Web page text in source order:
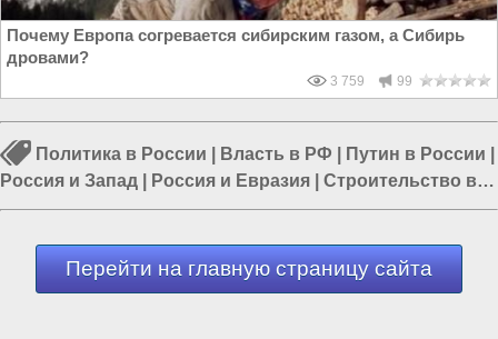
Почему Европа согревается сибирским газом, а Сибирь
дровами?
3 759 99
Политика в России Власть в РФ Путин в России
Россия и Запад
Россия и Евразия
Строительство в
России|Россия и США
Перейти на главную страницу сайта